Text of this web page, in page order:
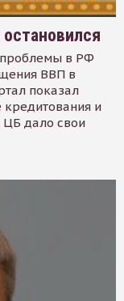
проблемы в РФ
ВВП в
показал
кредитования и
ЦБ дало свои